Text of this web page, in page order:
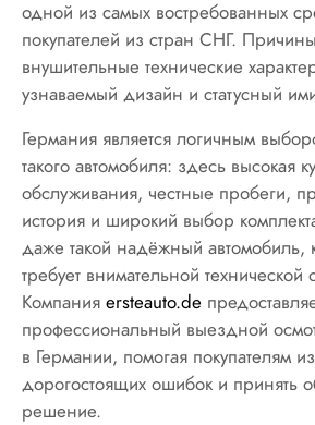
одной из самых востребованных
покупателей из стран СНГ.
внушительные технические
узнаваемый дизайн и статусный
Германия является логичным
такого автомобиля: здесь высокая
обслуживания, честные пробеги,
история и широкий выбор
даже такой надёжный автомобиль,
требует внимательной технической
Компания ersteauto.de
профессиональный выездной
в Германии, помогая покупателям
дорогостоящих ошибок и принять
решение.